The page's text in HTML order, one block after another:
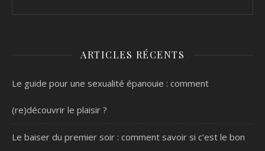
ARTICLES RÉCENTS
Le guide pour une sexualité épanouie : comment
(re)découvrir le plaisir ?
Le baiser du premier soir : comment savoir si c’est le bon